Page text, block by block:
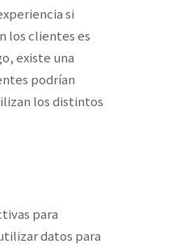
si
los clientes es
existe una
podrían
los distintos
para
datos para